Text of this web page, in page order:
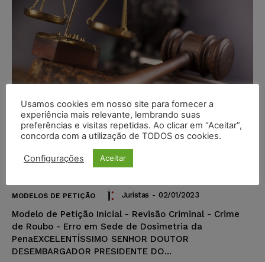
Modelo de Petição – Revisão
Criminal – Roubo – Erro em Sede
MODELOS DE PETIÇÃO Juristas - 02/01/2023
Modelo de Petição Inicial - Revisão Criminal - Crime
de Roubo - Erro em Sede de Dosimetria da
PenaEXCELENTÍSSIMO SENHOR DOUTOR
DESEMBARGADOR PRESIDENTE DO...
Usamos cookies em nosso site para fornecer a
experiência mais relevante, lembrando suas
preferências e visitas repetidas. Ao clicar em “Aceitar”,
concorda com a utilização de TODOS os cookies.
Configurações Aceitar